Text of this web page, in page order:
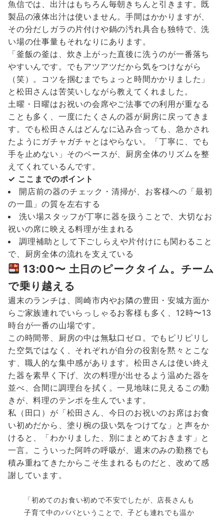
魚信では、出汁はもちろん毎朝きちんと引きます。既
製品の液体出汁は使いません。手間はかかりますが、
その分だしガラの片付けや鍋の汚れ具合も独特で、洗
い場の仕事量もそれなりにあります。
「釜飯の釜は、炊き上がった直後に洗うのが一番落ち
やすいんです。でもアツアツだから気をつけながら
（笑）。コツを掴むまでちょっと時間かかりました」
と松田さんは苦笑いしながら教えてくれました。
土曜・日曜はお祝いの会席やご法事での利用が重なる
ことも多く、一度にたくさんの器が厨房に戻ってきま
す。でも松田さんはどんなに込み合っても、急かされ
たようにガチャガチャとはやらない。「丁寧に、でも
手を止めない」そのペースが、厨房全体のリズムを整
えてくれているんです。
✓ ここまでのポイント
開店前の器のチェック・清掃が、お客様への「最初
の一皿」の質を左右する
洗い場スタッフが丁寧に器を扱うことで、大切なお
祝いの席に映える料理が生まれる
調理補助として下ごしらえや片付けにも関わること
で、厨房全体の流れを支えている
13:00〜 土日のピークタイム。チーム
で乗り越える
週末のランチは、岡崎市内やお隣の豊田・安城方面か
らご家族連れでいらっしゃるお客様も多く、12時〜13
時台が一番の山場です。
この時間帯、厨房の中は無駄口ゼロ。でもピリピリし
た空気ではなく、それぞれが自分の役割を黙々とこな
す、職人的な集中感があります。松田さんは使い終え
た器を素早く下げ、次の料理が出せるよう温めた器を
並べ、合間に調理台を拭く。一見地味に見えるこの動
きが、料理のテンポを生んでいます。
私（田口）が「松田さん、今日のお祝いのお席はお食
い初めだから、塗り椀の扱い気をつけてな」と声をか
けると、「わかりました、別にまとめておきます」と
一言。こういった阿吽の呼吸が、週末のみの勤務でも
積み重ねてきたからこそ生まれるものだと、改めて感
謝しています。
「初めてのお食い初めで不安でしたが、店長さんも
子育て中のパパということで、子ども連れでも温か